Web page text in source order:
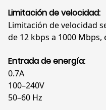
Limitación de velocidad:
Limitación de velocidad
de 12 kbps a 1000 Mbps,
Entrada de energía:
0.7A
100–240V
50–60 Hz